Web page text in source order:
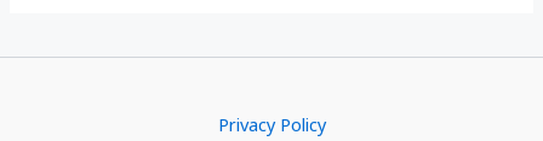
Privacy Policy